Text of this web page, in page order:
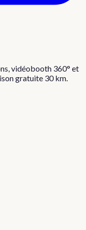
vidéobooth 360° et
gratuite 30 km.